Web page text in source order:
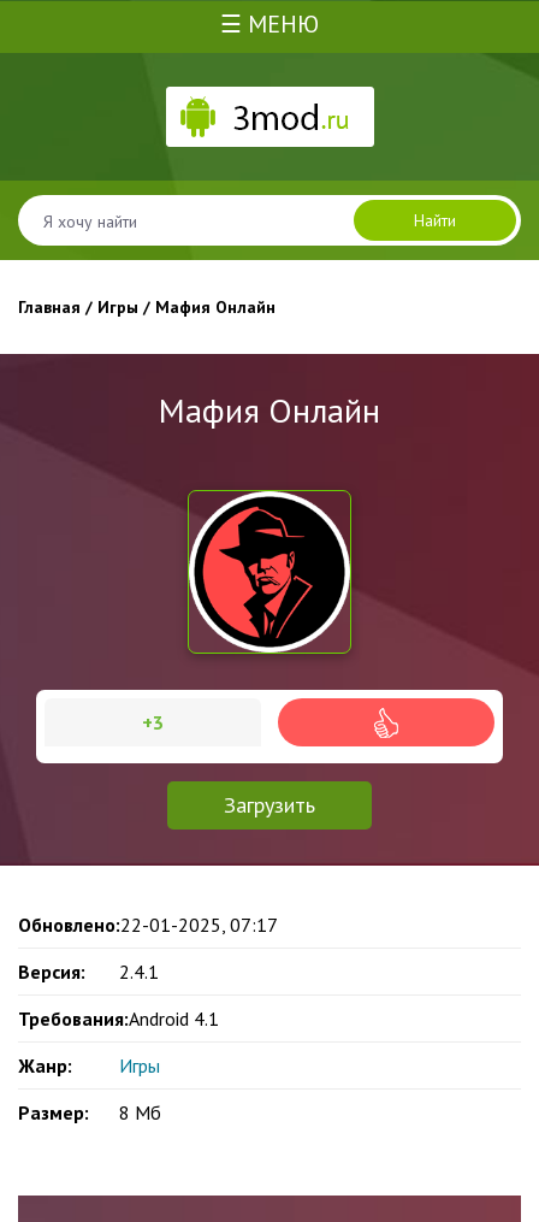
☰ МЕНЮ
Найти
Главная / Игры / Мафия Онлайн
Мафия Онлайн
Загрузить
+3
Обновлено:22-01-2025, 07:17
Версия:
2.4.1
Требования:Android 4.1
Жанр:
Игры
Размер:
8 Mб